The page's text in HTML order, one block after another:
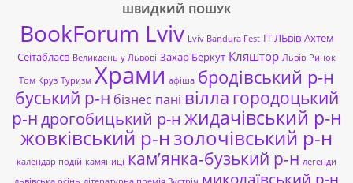
ШВИДКИЙ ПОШУК
BookForum Lviv Lviv Bandura Fest ІТ ЛЬвів Ахтем
Сеітаблаєв Великдень у Львові Захар Беркут Кляштор Львів Ринок
Том Круз Туризм Храми афіша бродівський р-н
буський р-н бізнес пані вілла городоцький
р-ндрогобицький р-н жидачівський р-н
жовківський р-нзолочівський р-н
календар подій камяниці кам’янка-бузький р-н легенди
миколаївський р-н